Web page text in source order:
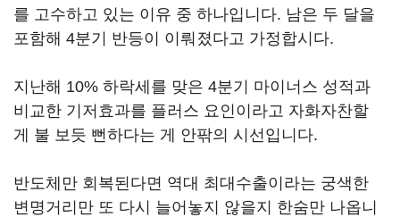
를 고수하고 있는 이유 중 하나입니다. 남은 두 달을
포함해 4분기 반등이 이뤄졌다고 가정합시다.
지난해 10% 하락세를 맞은 4분기 마이너스 성적과
비교한 기저효과를 플러스 요인이라고 자화자찬할
게 불 보듯 뻔하다는 게 안팎의 시선입니다.
반도체만 회복된다면 역대 최대수출이라는 궁색한
변명거리만 또 다시 늘어놓지 않을지 한숨만 나옵니